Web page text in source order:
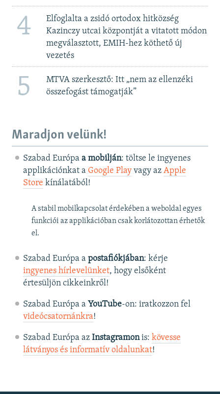
4
Elfoglalta a zsidó ortodox hitközség
Kazinczy utcai központját a vitatott módon
megválasztott, EMIH-hez köthető új
vezetés
5
MTVA szerkesztő: Itt „nem az ellenzéki
összefogást támogatják”
Maradjon velünk!
Szabad Európa a mobilján: töltse le ingyenes
applikációnkat a Google Playvagy az Apple
Store kínálatából!
A stabil mobilkapcsolat érdekében a weboldal egyes
funkciói az applikációban csak korlátozottan érhetők
el.
Szabad Európa a postafiókjában: kérje
ingyenes hírlevelünket, hogy elsőként
értesüljön cikkeinkről!
Szabad Európa a YouTube-on: iratkozzon fel
videócsatornánkra!
Szabad Európa az Instagramonis: kövesse
látványos és informatív oldalunkat! ​